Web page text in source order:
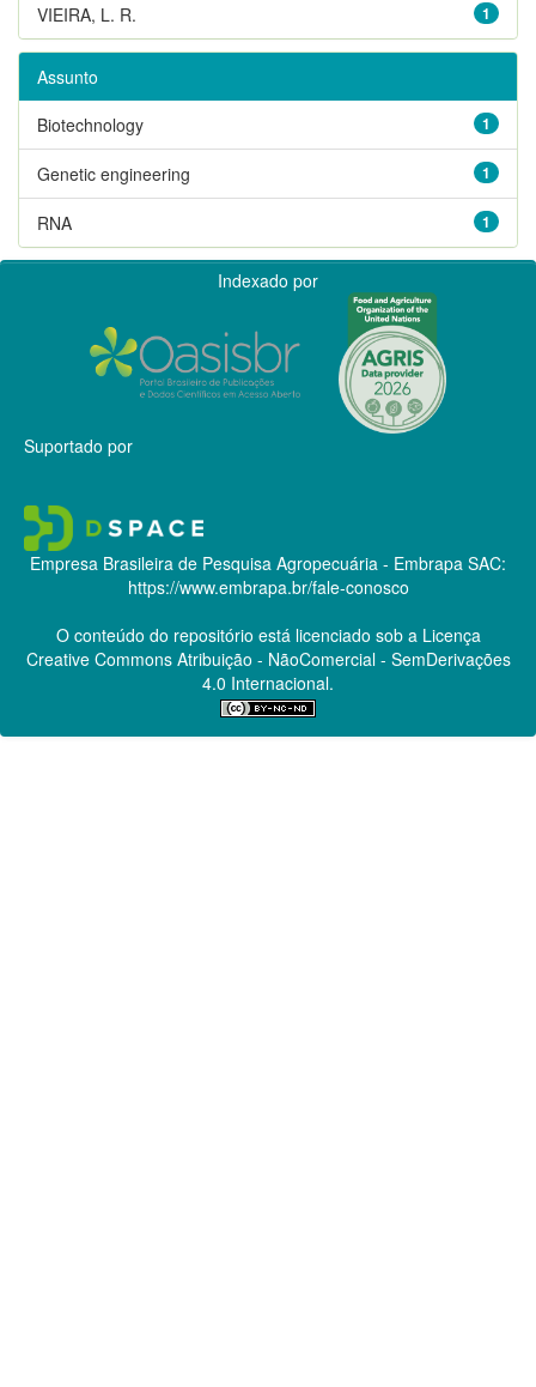
1
VIEIRA, L. R.
Assunto
1
Biotechnology
1
Genetic engineering
1
RNA
Indexado por
Suportado por
Empresa Brasileira de Pesquisa Agropecuária - Embrapa SAC:
https://www.embrapa.br/fale-conosco
O conteúdo do repositório está licenciado sob a Licença
Creative CommonsAtribuição - NãoComercial - SemDerivações
4.0 Internacional.